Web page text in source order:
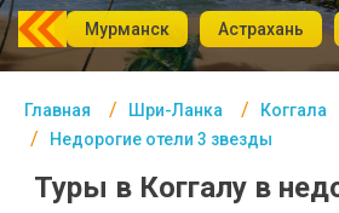
Мурманск Астрахань
Главная Шри-Ланка
Коггала
Недорогие отели 3 звезды
Туры в Коггалу в
Таиланд
Египет